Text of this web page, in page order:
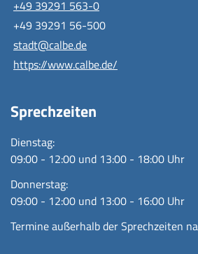
+49 39291 563-0
+49 39291 56-500
stadt@calbe.de
https://www.calbe.de/
Sprechzeiten
Dienstag:
09:00 - 12:00 und 13:00 - 18:00 Uhr
Donnerstag:
09:00 - 12:00 und 13:00 - 16:00 Uhr
Termine außerhalb der Sprechzeiten